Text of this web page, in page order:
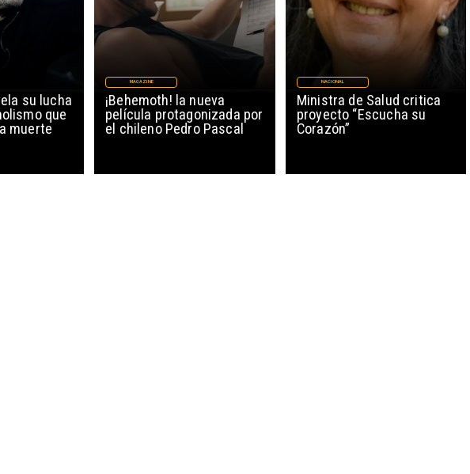
su lucha
que
muerte
¡Behemoth! la nueva
película protagonizada por
el chileno Pedro Pascal
MAGAZINE
Ministra de Salud critica
proyecto “Escucha su
Corazón”
NACIONAL